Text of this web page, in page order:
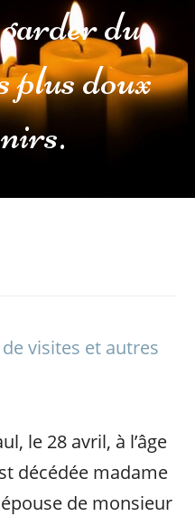
du
plus doux
visites et autres
le 28 avril, à l’âge
décédée madame
de monsieur